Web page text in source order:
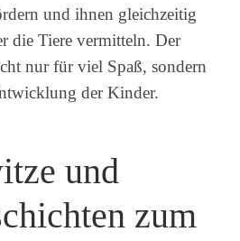
und ihnen gleichzeitig
die Tiere vermitteln. Der
nur für viel Spaß, sondern
der Kinder.
und
zum